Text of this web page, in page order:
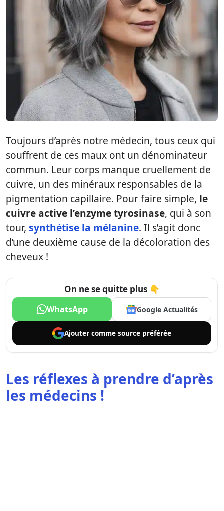
Toujours d’après notre médecin, tous ceux qui
souffrent de ces maux ont un dénominateur
commun. Leur corps manque cruellement de
cuivre, un des minéraux responsables de la
pigmentation capillaire. Pour faire simple, le
cuivre active l’enzyme tyrosinase, qui à son
tour, synthétise la mélanine. Il s’agit donc
d’une deuxième cause de la décoloration des
cheveux !
On ne se quitte plus 👇
WhatsApp Google Actualités
Ajouter comme source préférée
Les réflexes à prendre d’après
les médecins !